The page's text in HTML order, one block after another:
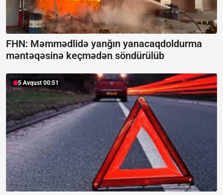
FHN: Məmmədlidə yanğın yanacaqdoldurma
məntəqəsinə keçmədən söndürülüb
5 Avqust 00:51